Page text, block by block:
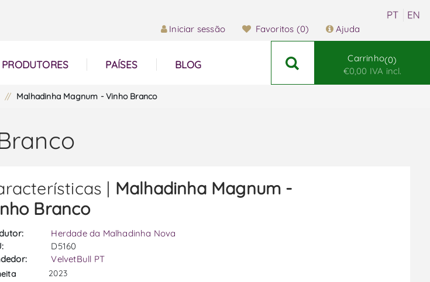
Iniciar sessão Favoritos (0) Ajuda
PRODUTORES PAÍSES BLOG
Carrinho 0
€0,00 IVA incl.
/ Malhadinha Magnum - Vinho Branco
| Malhadinha Magnum -
Branco
Herdade da Malhadinha Nova
D5160
VelvetBull PT
2023